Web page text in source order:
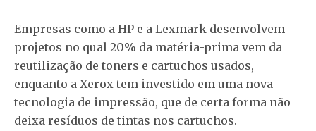
Empresas como a HP e a Lexmark desenvolvem
projetos no qual 20% da matéria-prima vem da
reutilização de toners e cartuchos usados,
enquanto a Xerox tem investido em uma nova
tecnologia de impressão, que de certa forma não
deixa resíduos de tintas nos cartuchos.